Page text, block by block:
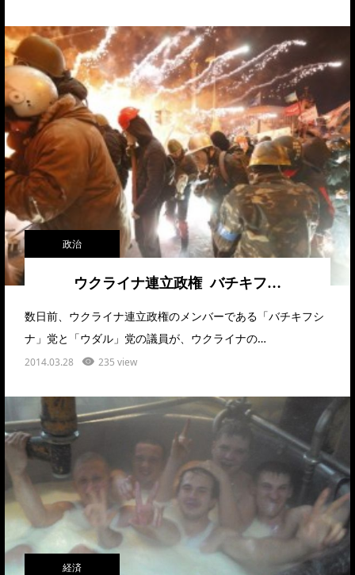
政治
ウクライナ連立政権 バチキフ…
数日前、ウクライナ連立政権のメンバーである「バチキフシ
ナ」党と「ウダル」党の議員が、ウクライナの…
2014.03.28 235 view
経済